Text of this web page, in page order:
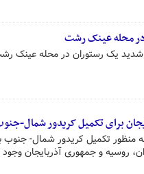
محله عینک رشت
یک رستوران در محله عینک
برای تکمیل کریدور شمال-
تکمیل کریدور شمال- جنوب
روسیه و جمهوری آذربایجان وجود